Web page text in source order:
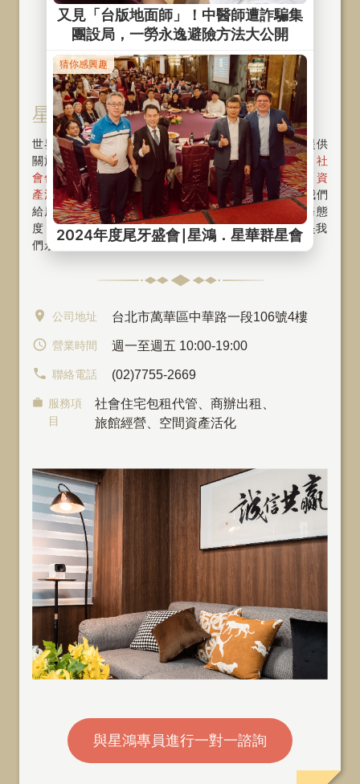
星鴻 ‧ 星華股份有限公司
世界再大也要回家，SKY FUN為您打造幸福家！我們提供
關於房屋物件〝租、管、售〞一條龍的整合服務，從
社
會住宅
、 包租代管 代租代管 、 物業管理 、
資
產活化
、 旅館經營 商辦出租
。好的服務，是我們
給房東及房客最重要的承諾 ! 將以專業、親切的服務態
度，提供您高品質的服務。〝堅持誠信，專注本業〞是我
們永續經營的指標～歡迎隨時 與我們聯繫
公司地址 台北市萬華區中華路一段106號4樓
營業時間 週一至週五 10:00-19:00
聯絡電話 (02)7755-2669
服務項
目
社會住宅包租代管 、商辦出租
旅館經營、空間資產活化
與星鴻專員進行一對一諮詢